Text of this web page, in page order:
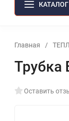
Главная /
Трубка
Оставить